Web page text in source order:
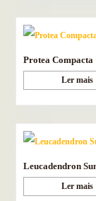
Protea Compacta
Ler mais
Leucadendron
Ler mais